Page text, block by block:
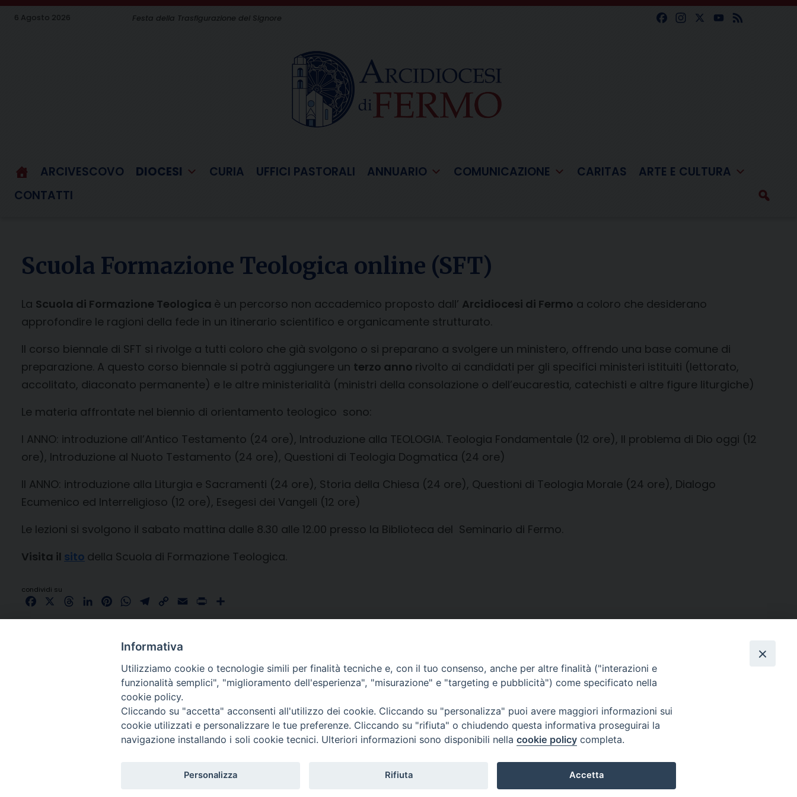
Skip
6 Agosto 2026 Festa della Trasfigurazione del Signore Facebook
Instagram
X YouTube
Feed
ARCIVESCOVO DIOCESI CURIA UFFICI PASTORALI ANNUARIO COMUNICAZIONE CARITAS
ARTE E CULTURA
CONTATTI
Scuola Formazione Teologica online (SFT)
La Scuola di Formazione Teologica è un percorso non accademico proposto dall’ Arcidiocesi di Fermo a coloro che desiderano
approfondire le ragioni della fede in un itinerario scientifico e organicamente strutturato.
Il corso biennale di SFT si rivolge a tutti coloro che già svolgono o si preparano a svolgere un ministero, offrendo una base comune di
preparazione. A questo corso biennale si potrà aggiungere un terzo anno rivolto ai candidati per gli specifici ministeri istituiti (lettorato,
accolitato, diaconato permanente) e le altre ministerialità (ministri della consolazione o dell’eucarestia, catechisti e altre figure liturgiche)
Le materia affrontate nel biennio di orientamento teologico sono:
I ANNO: introduzione all’Antico Testamento (24 ore), Introduzione alla TEOLOGIA. Teologia Fondamentale (12 ore), Il problema di Dio oggi (12
ore), Introduzione al Nuoto Testamento (24 ore), Questioni di Teologia Dogmatica (24 ore)
II ANNO: introduzione alla Liturgia e Sacramenti (24 ore), Storia della Chiesa (24 ore), Questioni di Teologia Morale (24 ore), Dialogo
Ecumenico ed Interreligioso (12 ore), Esegesi dei Vangeli (12 ore)
Le lezioni si svolgono il sabato mattina dalle 8.30 alle 12.00 presso la Biblioteca del Seminario di Fermo.
Visita il sito della Scuola di Formazione Teologica.
condividi su
FacebookThreadsLinkedInPinterestWhatsApp
Telegram
Copy Email Print
CONTATTI
info@fermodiocesi.it
SEGUICI SU
Informativa
Utilizziamo cookie o tecnologie simili per finalità tecniche e, con il tuo consenso, anche per altre finalità ("interazioni e
funzionalità semplici", "miglioramento dell'esperienza", "misurazione" e "targeting e pubblicità") come specificato nella
cookie policy.
Cliccando su "accetta" acconsenti all'utilizzo dei cookie. Cliccando su "personalizza" puoi avere maggiori informazioni sui
cookie utilizzati e personalizzare le tue preferenze. Cliccando su "rifiuta" o chiudendo questa informativa proseguirai la
navigazione installando i soli cookie tecnici. Ulteriori informazioni sono disponibili nella cookie policy completa.
Personalizza Rifiuta Accetta